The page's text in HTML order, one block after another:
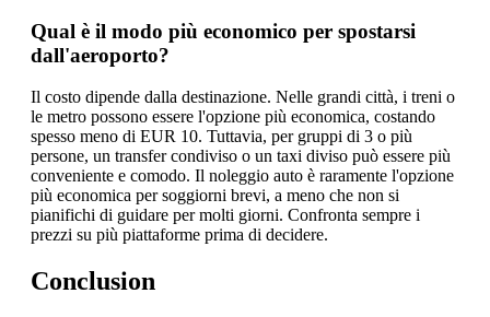
Qual è il modo più economico per spostarsi
dall'aeroporto?
Il costo dipende dalla destinazione. Nelle grandi città, i treni o
le metro possono essere l'opzione più economica, costando
spesso meno di EUR 10. Tuttavia, per gruppi di 3 o più
persone, un transfer condiviso o un taxi diviso può essere più
conveniente e comodo. Il noleggio auto è raramente l'opzione
più economica per soggiorni brevi, a meno che non si
pianifichi di guidare per molti giorni. Confronta sempre i
prezzi su più piattaforme prima di decidere.
Conclusion